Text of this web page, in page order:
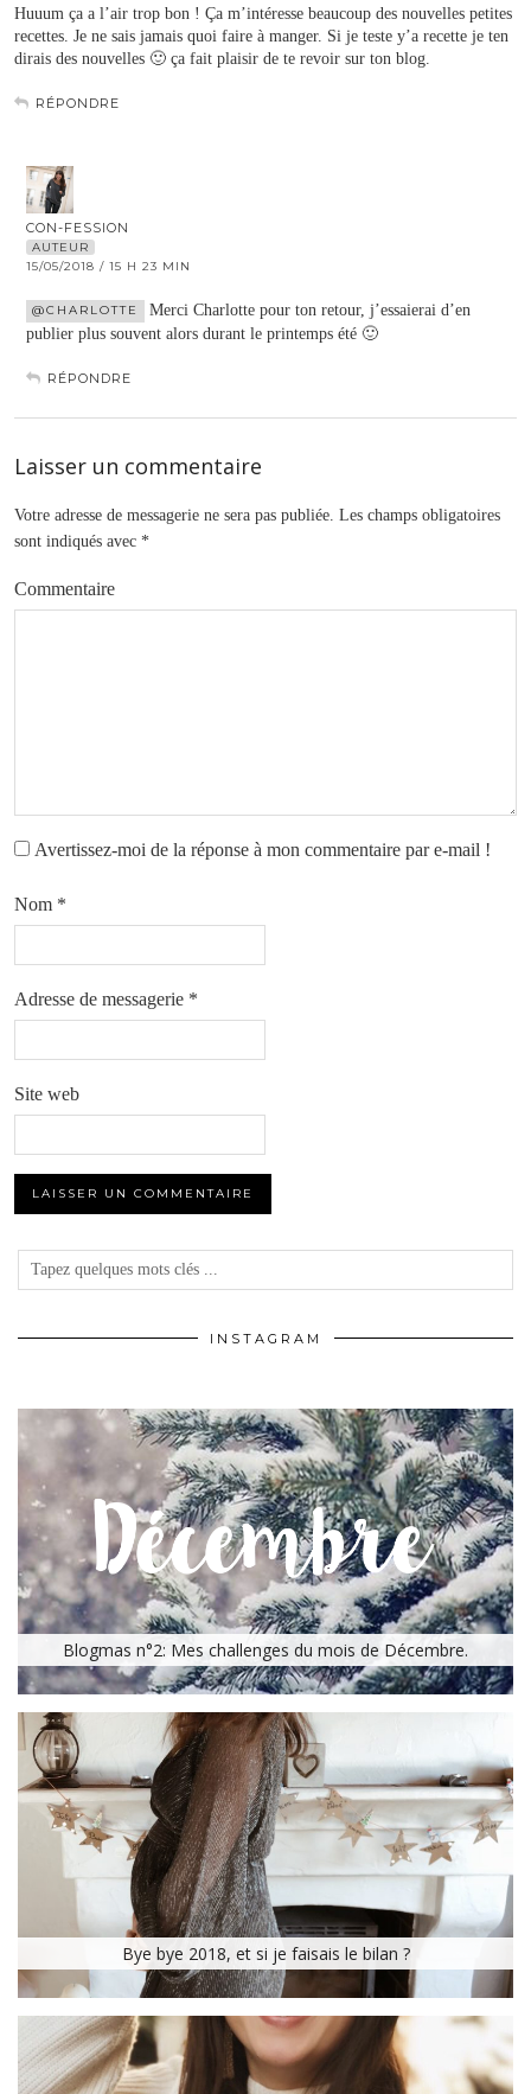
Huuum ça a l’air trop bon ! Ça m’intéresse beaucoup des nouvelles petites
recettes. Je ne sais jamais quoi faire à manger. Si je teste y’a recette je ten
dirais des nouvelles 🙂 ça fait plaisir de te revoir sur ton blog.
RÉPONDRE
CON-FESSION
AUTEUR
15/05/2018 / 15 H 23 MIN
@CHARLOTTE
Merci Charlotte pour ton retour, j’essaierai d’en
publier plus souvent alors durant le printemps été 🙂
RÉPONDRE
Laisser un commentaire
Votre adresse de messagerie ne sera pas publiée. Les champs obligatoires
sont indiqués avec *
Commentaire
Avertissez-moi de la réponse à mon commentaire par e-mail !
Nom *
Adresse de messagerie *
Site web
INSTAGRAM
Blogmas n°2: Mes challenges du mois de Décembre.
Bye bye 2018, et si je faisais le bilan ?